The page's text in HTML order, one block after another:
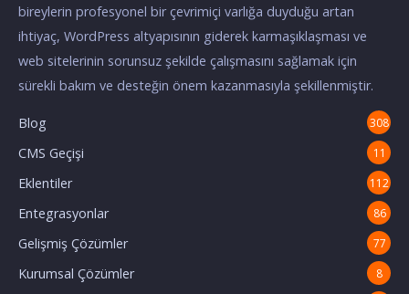
bireylerin profesyonel bir çevrimiçi varlığa duyduğu artan
ihtiyaç, WordPress altyapısının giderek karmaşıklaşması ve
web sitelerinin sorunsuz şekilde çalışmasını sağlamak için
sürekli bakım ve desteğin önem kazanmasıyla şekillenmiştir.
Blog 308
CMS Geçişi 11
Eklentiler 112
Entegrasyonlar 86
Gelişmiş Çözümler 77
Kurumsal Çözümler 8